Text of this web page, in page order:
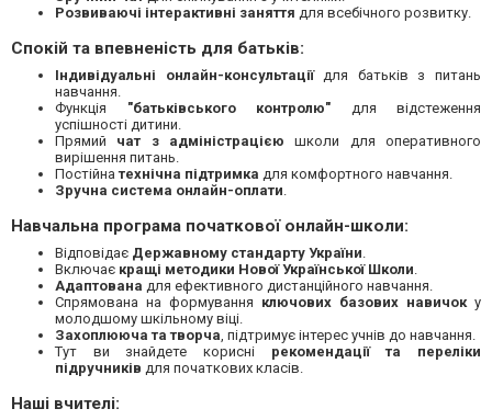
Розвиваючі інтерактивні заняття для всебічного розвитку.
Спокій та впевненість для батьків:
Індивідуальні онлайн-консультаціїдля батьків з питань
навчання.
Функція "батьківського контролю" для відстеження
успішності дитини.
Прямий чат з адміністрацією школи для оперативного
вирішення питань.
Постійнатехнічна підтримка для комфортного навчання.
Зручна система онлайн-оплати
Навчальна програма початкової онлайн-школи:
Відповідає Державному стандарту України
Включає кращі методики Нової Української Школи
Адаптована для ефективного дистанційного навчання.
Спрямована на формування ключових базових навичок у
молодшому шкільному віці.
Захоплююча та творча , підтримує інтерес учнів до навчання.
Тут ви знайдете корисні рекомендації та переліки
підручників для початкових класів.
Наші вчителі: